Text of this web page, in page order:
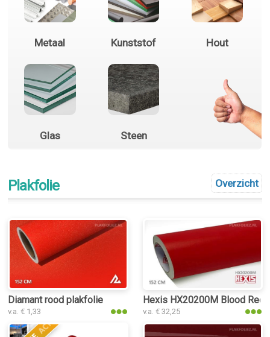
Metaal Kunststof Hout
Glas Steen
Overzicht
Plakfolie
Diamant rood plakfolie
v.a. € 1,33
Hexis HX20200M Blood Red
v.a. € 32,25